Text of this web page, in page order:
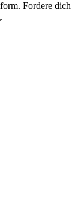
Fordere dich